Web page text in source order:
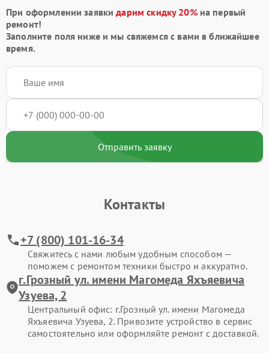
При оформлении заявкидарим скидку 20%на первый
ремонт!
Заполните поля ниже и мы свяжемся с вами в ближайшее
время.
Отправить заявку
Контакты
+7 (800) 101-16-34
Свяжитесь с нами любым удобным способом —
поможем с ремонтом техники быстро и аккуратно.
г.Грозный ул. имени Магомеда Яхъяевича
Узуева, 2
Центральный офис: г.Грозный ул. имени Магомеда
Яхъяевича Узуева, 2. Привозите устройство в сервис
самостоятельно или оформляйте ремонт с доставкой.